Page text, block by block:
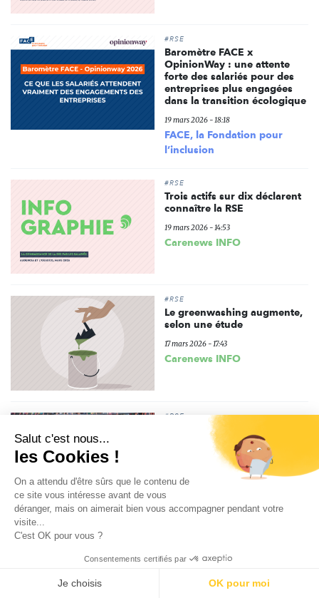
#RSE
Baromètre FACE x
OpinionWay : une attente
forte des salariés pour des
entreprises plus engagées
dans la transition écologique
19 mars 2026 - 18:18
FACE, la Fondation pour
l’inclusion
#RSE
Trois actifs sur dix déclarent
connaître la RSE
19 mars 2026 - 14:53
Carenews INFO
#RSE
Le greenwashing augmente,
selon une étude
17 mars 2026 - 17:43
Carenews INFO
#RSE
Fast fashion : des
associations dénoncent le
blocage de la loi
Carenews INFO
de la durabilité échoue
16 mars 2026 - 23:09
Salut c'est nous...
les Cookies !
On a attendu d'être sûrs que le contenu de
ce site vous intéresse avant de vous
déranger, mais on aimerait bien vous accompagner pendant votre
visite...
C'est OK pour vous ?
Consentements certifiés par
Je choisis OK pour moi